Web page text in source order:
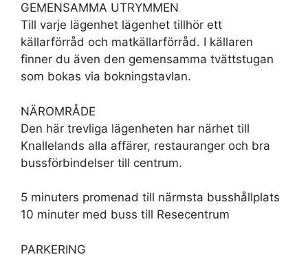
GEMENSAMMA UTRYMMEN
Till varje lägenhet lägenhet tillhör ett
källarförråd och matkällarförråd. I källaren
finner du även den gemensamma tvättstugan
som bokas via bokningstavlan.
NÄROMRÅDE
Den här trevliga lägenheten har närhet till
Knallelands alla affärer, restauranger och bra
bussförbindelser till centrum.
5 minuters promenad till närmsta busshållplats
10 minuter med buss till Resecentrum
PARKERING